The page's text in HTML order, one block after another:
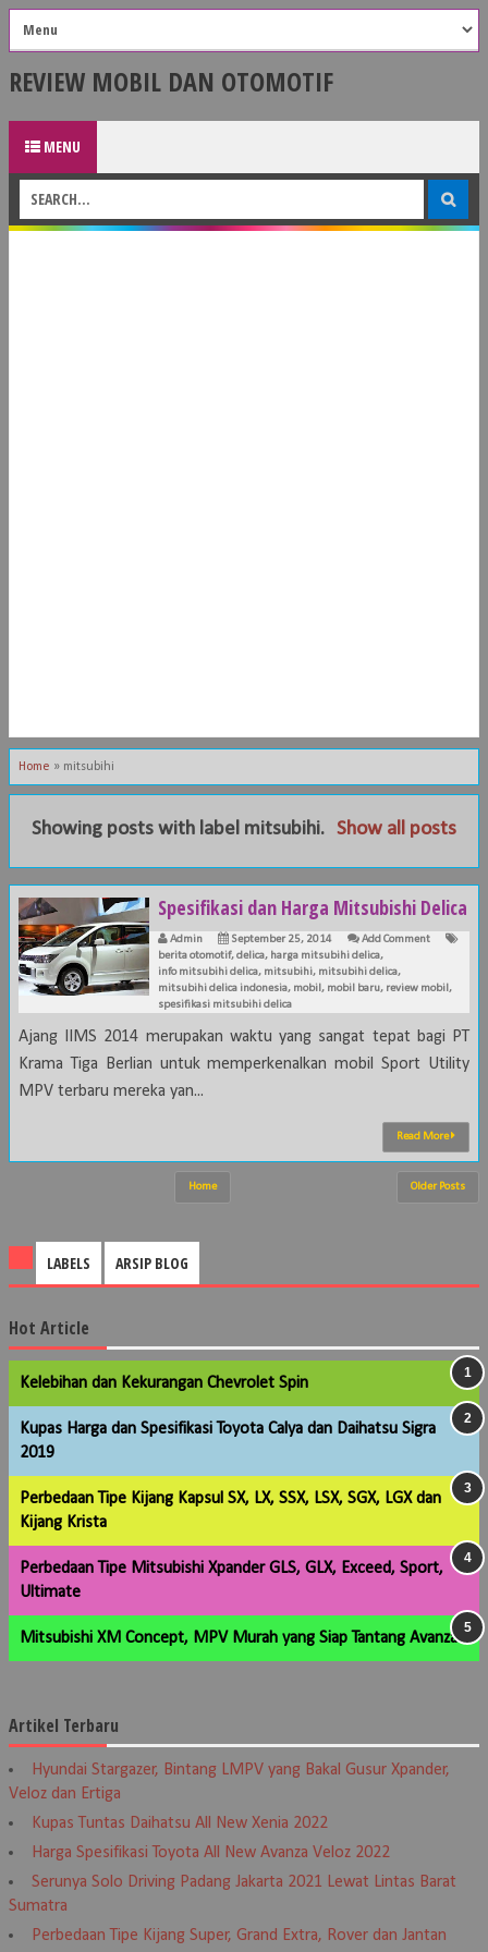
REVIEW MOBIL DAN OTOMOTIF
MENU
Home » mitsubihi
Showing posts with label mitsubihi. Show all posts
Spesifikasi dan Harga Mitsubishi Delica
Admin September 25, 2014
Add Comment
berita otomotif,delica, harga mitsubihi delica,
info mitsubihi delica, mitsubihi, mitsubihi delica,
mitsubihi delica indonesia, mobil , mobil baru, review mobil ,
spesifikasi mitsubihi delica
Ajang IIMS 2014 merupakan waktu yang sangat tepat bagi PT
Krama Tiga Berlian untuk memperkenalkan mobil Sport Utility
MPV terbaru mereka yan...
Read More
Older Posts
Home
LABELS ARSIP BLOG
Hot Article
Kelebihan dan Kekurangan Chevrolet Spin
Kupas Harga dan Spesifikasi Toyota Calya dan Daihatsu Sigra
2019
Perbedaan Tipe Kijang Kapsul SX, LX, SSX, LSX, SGX, LGX dan
Kijang Krista
Perbedaan Tipe Mitsubishi Xpander GLS, GLX, Exceed, Sport,
Ultimate
Mitsubishi XM Concept, MPV Murah yang Siap Tantang Avanza
Artikel Terbaru
Hyundai Stargazer, Bintang LMPV yang Bakal Gusur Xpander,
Veloz dan Ertiga
Kupas Tuntas Daihatsu All New Xenia 2022
Harga Spesifikasi Toyota All New Avanza Veloz 2022
Serunya Solo Driving Padang Jakarta 2021 Lewat Lintas Barat
Sumatra
Perbedaan Tipe Kijang Super, Grand Extra, Rover dan Jantan